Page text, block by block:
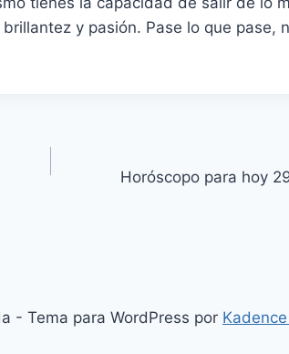
y pasión. Pase lo que pase,
Horóscopo para hoy
- Tema para WordPress por